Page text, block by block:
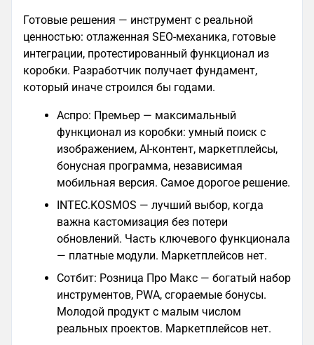
Готовые решения — инструмент с реальной
ценностью: отлаженная SEO-механика, готовые
интеграции, протестированный функционал из
коробки. Разработчик получает фундамент,
который иначе строился бы годами.
Аспро: Премьер — максимальный
функционал из коробки: умный поиск с
изображением, AI-контент, маркетплейсы,
бонусная программа, независимая
мобильная версия. Самое дорогое решение.
INTEC.KOSMOS — лучший выбор, когда
важна кастомизация без потери
обновлений. Часть ключевого функционала
— платные модули. Маркетплейсов нет.
Сотбит: Розница Про Макс — богатый набор
инструментов, PWA, сгораемые бонусы.
Молодой продукт с малым числом
реальных проектов. Маркетплейсов нет.